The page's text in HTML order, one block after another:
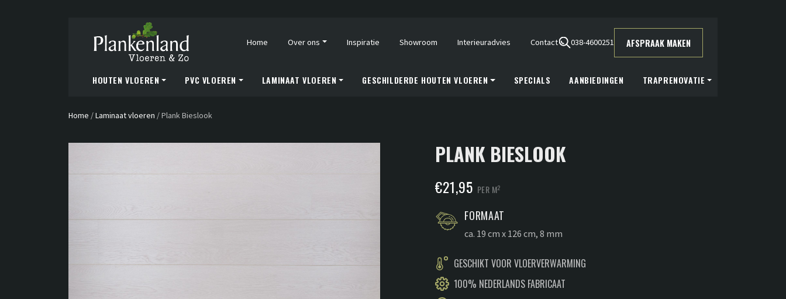
Home Over ons Inspiratie Showroom Interieuradvies Contact 038-4600251 AFSPRAAK MAKEN
HOUTEN VLOEREN PVC VLOEREN LAMINAAT VLOEREN GESCHILDERDE HOUTEN VLOEREN SPECIALS AANBIEDINGEN TRAPRENOVATIE
Home /Laminaat vloeren /Plank Bieslook
PLANK BIESLOOK
€21,95 PER M2
FORMAAT
ca. 19 cm x 126 cm, 8 mm
GESCHIKT VOOR VLOERVERWARMING
100% NEDERLANDS FABRICAAT